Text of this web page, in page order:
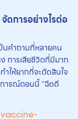
ดการอย่างไรต่อ
นคำถามที่หลายคน
การเสียชีวิตที่มีมาก
ให้ยากที่จะตัดสินใจ
การณ์ตอนนี้ “ฉีดดี